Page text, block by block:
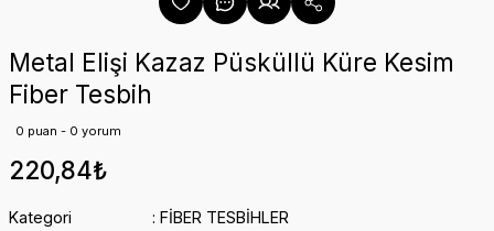
Metal Elişi Kazaz Püsküllü Küre Kesim
Fiber Tesbih
0 puan - 0 yorum
220,84₺
Kategori
FİBER TESBİHLER